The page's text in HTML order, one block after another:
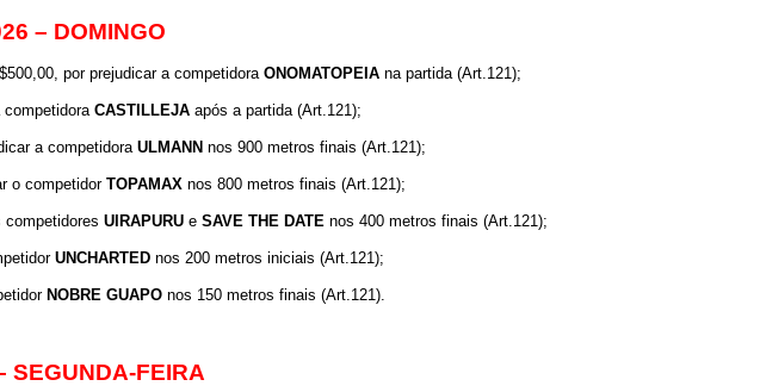
– DOMINGO
por prejudicar a competidora ONOMATOPEIA na partida (Art.121);
competidora CASTILLEJA após a partida (Art.121);
a competidora ULMANN nos 900 metros finais (Art.121);
o competidor TOPAMAX nos 800 metros finais (Art.121);
competidores UIRAPURU e SAVE THE DATE nos 400 metros finais (Art.121);
UNCHARTED nos 200 metros iniciais (Art.121);
NOBRE GUAPO nos 150 metros finais (Art.121).
SEGUNDA-FEIRA